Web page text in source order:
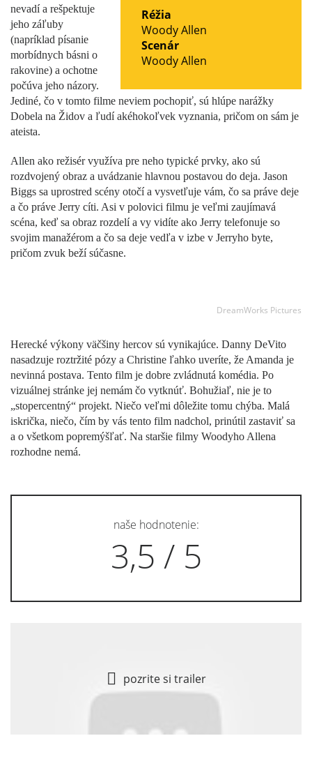
Réžia
Woody Allen
Scenár
Woody Allen
nevadí a rešpektuje
jeho záľuby
(napríklad písanie
morbídnych básni o
rakovine) a ochotne
počúva jeho názory.
Jediné, čo v tomto filme neviem pochopiť, sú hlúpe narážky
Dobela na Židov a ľudí akéhokoľvek vyznania, pričom on sám je
ateista.
Allen ako režisér využíva pre neho typické prvky, ako sú
rozdvojený obraz a uvádzanie hlavnou postavou do deja. Jason
Biggs sa uprostred scény otočí a vysvetľuje vám, čo sa práve deje
a čo práve Jerry cíti. Asi v polovici filmu je veľmi zaujímavá
scéna, keď sa obraz rozdelí a vy vidíte ako Jerry telefonuje so
svojim manažérom a čo sa deje vedľa v izbe v Jerryho byte,
pričom zvuk beží súčasne.
DreamWorks Pictures
Herecké výkony väčšiny hercov sú vynikajúce. Danny DeVito
nasadzuje roztržité pózy a Christine ľahko uveríte, že Amanda je
nevinná postava. Tento film je dobre zvládnutá komédia. Po
vizuálnej stránke jej nemám čo vytknúť. Bohužiaľ, nie je to
„stopercentný“ projekt. Niečo veľmi dôležite tomu chýba. Malá
iskrička, niečo, čím by vás tento film nadchol, prinútil zastaviť sa
a o všetkom popremýšľať. Na staršie filmy Woodyho Allena
rozhodne nemá.
naše hodnotenie:
3,5 / 5
pozrite si trailer